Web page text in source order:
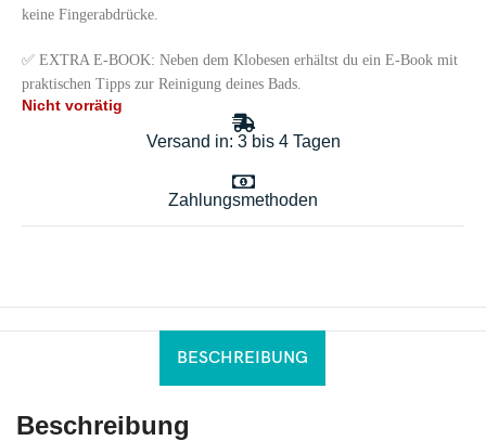
keine Fingerabdrücke.
✅ EXTRA E-BOOK: Neben dem Klobesen erhältst du ein E-Book mit
praktischen Tipps zur Reinigung deines Bads.
Nicht vorrätig
Versand in: 3 bis 4 Tagen
Zahlungsmethoden
BESCHREIBUNG
Beschreibung